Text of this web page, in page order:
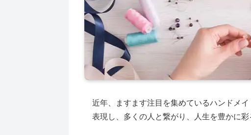
近年、ますます注目を集めているハンドメ
表現し、多くの人と繋がり、人生を豊かに彩